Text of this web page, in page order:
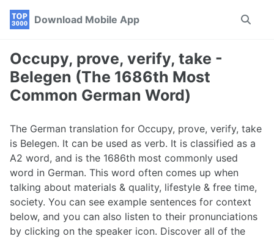
Skip
navigation
Skip
Skip
Download Mobile App
Toggle
Occupy, prove, verify, take -
Belegen (The 1686th Most
Common German Word)
The German translation for Occupy, prove, verify, take
is Belegen. It can be used as verb. It is classified as a
A2 word, and is the 1686th most commonly used
word in German. This word often comes up when
talking about materials & quality, lifestyle & free time,
society. You can see example sentences for context
below, and you can also listen to their pronunciations
by clicking on the speaker icon. Discover all of the